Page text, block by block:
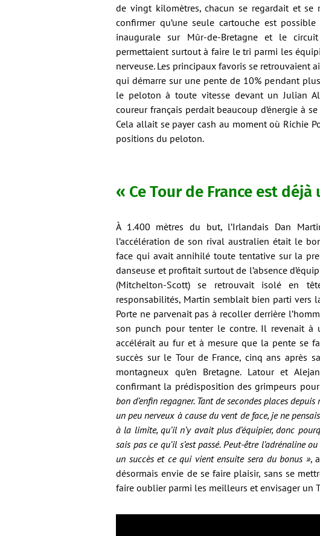
de vingt kilomètres, chacun se regardait et
confirmer qu’une seule cartouche est
inaugurale sur Mûr-de-Bretagne et le
permettaient surtout à faire le tri parmi les
nerveuse. Les principaux favoris se retrouvaient
qui démarre sur une pente de 10% pendant
le peloton à toute vitesse devant un Julian
coureur français perdait beaucoup d’énergie à
Cela allait se payer cash au moment où Richie
positions du peloton.
« Ce Tour de France est déjà
À 1.400 mètres du but, l’Irlandais Dan
l’accélération de son rival australien était le
face qui avait annihilé toute tentative sur la
danseuse et profitait surtout de l’absence
(Mitchelton-Scott) se retrouvait isolé en
responsabilités, Martin semblait bien parti vers
Porte ne parvenait pas à recoller derrière
son punch pour tenter le contre. Il revenait à
accélérait au fur et à mesure que la pente se
succès sur le Tour de France, cinq ans après
montagneux qu’en Bretagne. Latour et
confirmant la prédisposition des grimpeurs
bon d’enfin regagner. Tant de secondes places
un peu nerveux à cause du vent de face, je ne
à la limite, qu’il n’y avait plus d’équipier, donc
sais pas ce qu’il s’est passé. Peut-être l’adrénaline
un succès et ce qui vient ensuite sera du bonus »,
désormais envie de se faire plaisir, sans se
faire oublier parmi les meilleurs et envisager un